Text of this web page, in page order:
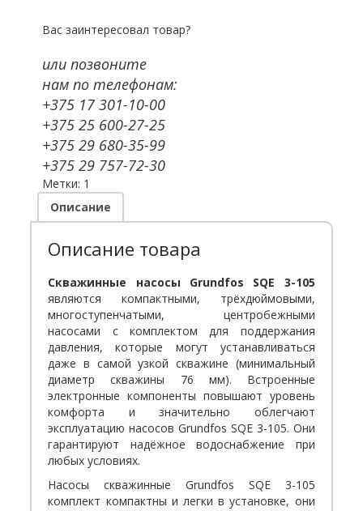
Вас заинтересовал товар?
или позвоните
нам по телефонам:
+375 17 301-10-00
+375 25 600-27-25
+375 29 680-35-99
+375 29 757-72-30
Метки: 1
Описание
Описание товара
Скважинные насосы Grundfos SQE 3-105
являются компактными, трёхдюймовыми,
многоступенчатыми, центробежными
насосами с комплектом для поддержания
давления, которые могут устанавливаться
даже в самой узкой скважине (минимальный
диаметр скважины 76 мм). Встроенные
электронные компоненты повышают уровень
комфорта и значительно облегчают
эксплуатацию насосов Grundfos SQE 3-105. Они
гарантируют надёжное водоснабжение при
любых условиях.
Насосы скважинные Grundfos SQE 3-105
комплект компактны и легки в установке, они